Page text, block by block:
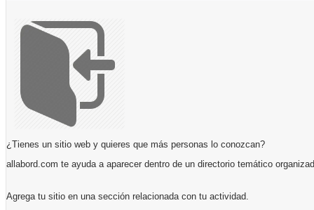
¿Tienes un sitio web y quieres que más personas lo conozcan?
allabord.com te ayuda a aparecer dentro de un directorio temático
Agrega tu sitio en una sección relacionada con tu actividad.